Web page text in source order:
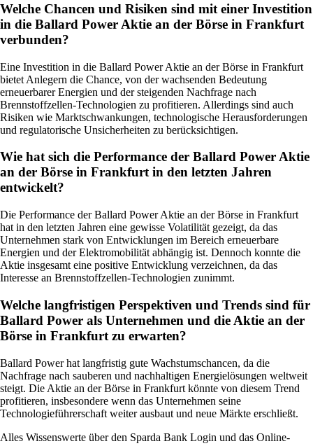
Welche Chancen und Risiken sind mit einer Investition
in die Ballard Power Aktie an der Börse in Frankfurt
verbunden?
Eine Investition in die Ballard Power Aktie an der Börse in Frankfurt
bietet Anlegern die Chance, von der wachsenden Bedeutung
erneuerbarer Energien und der steigenden Nachfrage nach
Brennstoffzellen-Technologien zu profitieren. Allerdings sind auch
Risiken wie Marktschwankungen, technologische Herausforderungen
und regulatorische Unsicherheiten zu berücksichtigen.
Wie hat sich die Performance der Ballard Power Aktie
an der Börse in Frankfurt in den letzten Jahren
entwickelt?
Die Performance der Ballard Power Aktie an der Börse in Frankfurt
hat in den letzten Jahren eine gewisse Volatilität gezeigt, da das
Unternehmen stark von Entwicklungen im Bereich erneuerbare
Energien und der Elektromobilität abhängig ist. Dennoch konnte die
Aktie insgesamt eine positive Entwicklung verzeichnen, da das
Interesse an Brennstoffzellen-Technologien zunimmt.
Welche langfristigen Perspektiven und Trends sind für
Ballard Power als Unternehmen und die Aktie an der
Börse in Frankfurt zu erwarten?
Ballard Power hat langfristig gute Wachstumschancen, da die
Nachfrage nach sauberen und nachhaltigen Energielösungen weltweit
steigt. Die Aktie an der Börse in Frankfurt könnte von diesem Trend
profitieren, insbesondere wenn das Unternehmen seine
Technologieführerschaft weiter ausbaut und neue Märkte erschließt.
Alles Wissenswerte über den Sparda Bank Login und das Online-